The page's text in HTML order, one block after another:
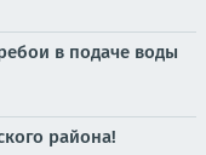
в подаче воды
района!